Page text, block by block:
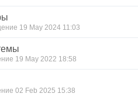
19 May 2024 11:03
19 May 2022 18:58
02 Feb 2025 15:38